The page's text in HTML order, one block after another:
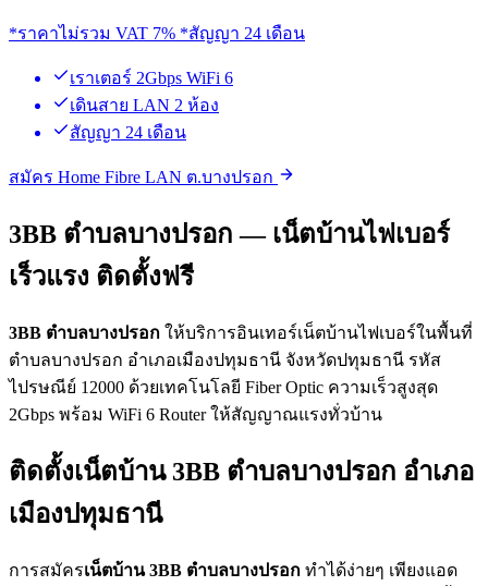
*ราคาไม่รวม VAT 7% *สัญญา 24 เดือน
เราเตอร์ 2Gbps WiFi 6
เดินสาย LAN 2 ห้อง
สัญญา 24 เดือน
สมัคร Home Fibre LAN ต.บางปรอก
3BB ตำบลบางปรอก — เน็ตบ้านไฟเบอร์
เร็วแรง ติดตั้งฟรี
3BB ตำบลบางปรอก ให้บริการอินเทอร์เน็ตบ้านไฟเบอร์ในพื้นที่
ตำบลบางปรอก อำเภอเมืองปทุมธานี จังหวัดปทุมธานี รหัส
ไปรษณีย์ 12000 ด้วยเทคโนโลยี Fiber Optic ความเร็วสูงสุด
2Gbps พร้อม WiFi 6 Router ให้สัญญาณแรงทั่วบ้าน
ติดตั้งเน็ตบ้าน 3BB ตำบลบางปรอก อำเภอ
เมืองปทุมธานี
การสมัครเน็ตบ้าน 3BB ตำบลบางปรอก ทำได้ง่ายๆ เพียงแอด